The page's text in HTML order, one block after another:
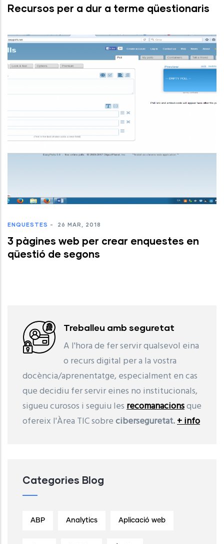
Recursos per a dur a terme qüestionaris
ENQUESTES - 26 MAR, 2018
3 pàgines web per crear enquestes en
qüestió de segons
Treballeu amb seguretat
A l'hora de fer servir qualsevol eina
o recurs digital per a la vostra
docència/aprenentatge, especialment en cas
que decidiu fer servir eines no institucionals,
sigueu curosos i seguiu lesrecomanacionsque
ofereix l'Àrea TIC sobreciberseguretat.+ info
Categories Blog
ABP Analytics Aplicació web